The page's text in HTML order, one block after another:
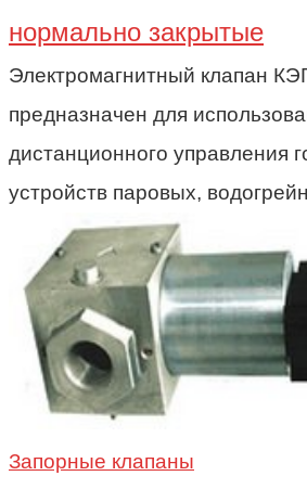
нормально закрытые
Электромагнитный клапан
предназначен для
дистанционного управления
устройств паровых,
Запорные клапаны